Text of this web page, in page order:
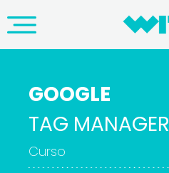
GOOGLE
TAG MANAGER
Curso